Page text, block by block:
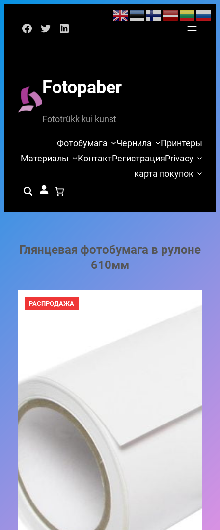
Facebook
TwitterLinkedIn
Fotopaber
Fototrükk kui kunst
Фотобумага Чернила
Принтеры
Материалы
КонтактРегистрацияPrivacy
карта покупок
Глянцевая фотобумага в рулоне
610мм
РАСПРОДАЖАПРОДАВАЕМЫЙ
ТОВАР